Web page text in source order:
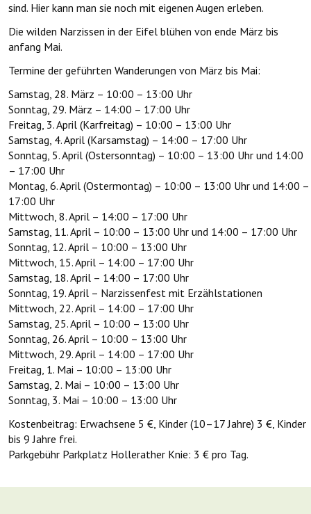
sind. Hier kann man sie noch mit eigenen Augen erleben.
Die wilden Narzissen in der Eifel blühen von ende März bis
anfang Mai.
Termine der geführten Wanderungen von März bis Mai:
Samstag, 28. März – 10:00 – 13:00 Uhr
Sonntag, 29. März – 14:00 – 17:00 Uhr
Freitag, 3. April (Karfreitag) – 10:00 – 13:00 Uhr
Samstag, 4. April (Karsamstag) – 14:00 – 17:00 Uhr
Sonntag, 5. April (Ostersonntag) – 10:00 – 13:00 Uhr und 14:00
– 17:00 Uhr
Montag, 6. April (Ostermontag) – 10:00 – 13:00 Uhr und 14:00 –
17:00 Uhr
Mittwoch, 8. April – 14:00 – 17:00 Uhr
Samstag, 11. April – 10:00 – 13:00 Uhr und 14:00 – 17:00 Uhr
Sonntag, 12. April – 10:00 – 13:00 Uhr
Mittwoch, 15. April – 14:00 – 17:00 Uhr
Samstag, 18. April – 14:00 – 17:00 Uhr
Sonntag, 19. April – Narzissenfest mit Erzählstationen
Mittwoch, 22. April – 14:00 – 17:00 Uhr
Samstag, 25. April – 10:00 – 13:00 Uhr
Sonntag, 26. April – 10:00 – 13:00 Uhr
Mittwoch, 29. April – 14:00 – 17:00 Uhr
Freitag, 1. Mai – 10:00 – 13:00 Uhr
Samstag, 2. Mai – 10:00 – 13:00 Uhr
Sonntag, 3. Mai – 10:00 – 13:00 Uhr
Kostenbeitrag: Erwachsene 5 €, Kinder (10–17 Jahre) 3 €, Kinder
bis 9 Jahre frei.
Parkgebühr Parkplatz Hollerather Knie: 3 € pro Tag.